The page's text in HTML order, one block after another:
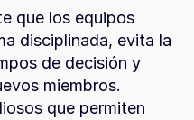
que los equipos
disciplinada, evita la
de decisión y
miembros.
que permiten